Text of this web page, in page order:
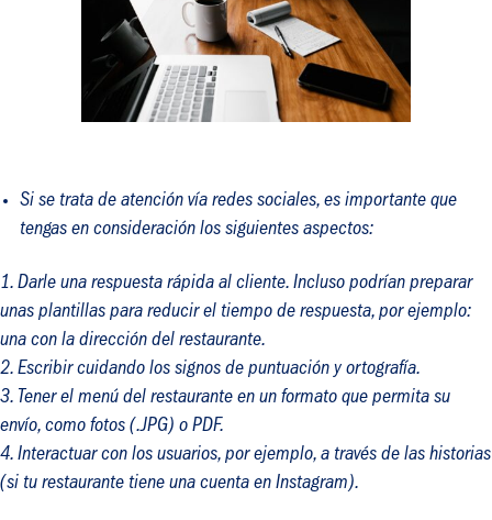
Si se trata de atención vía redes sociales, es importante que
tengas en consideración los siguientes aspectos:
Darle una respuesta rápida al cliente. Incluso podrían preparar
unas plantillas para reducir el tiempo de respuesta, por ejemplo:
una con la dirección del restaurante.
Escribir cuidando los signos de puntuación y ortografía.
Tener el menú del restaurante en un formato que permita su
envío, como fotos (.JPG) o PDF.
Interactuar con los usuarios, por ejemplo, a través de las historias
(si tu restaurante tiene una cuenta en Instagram).